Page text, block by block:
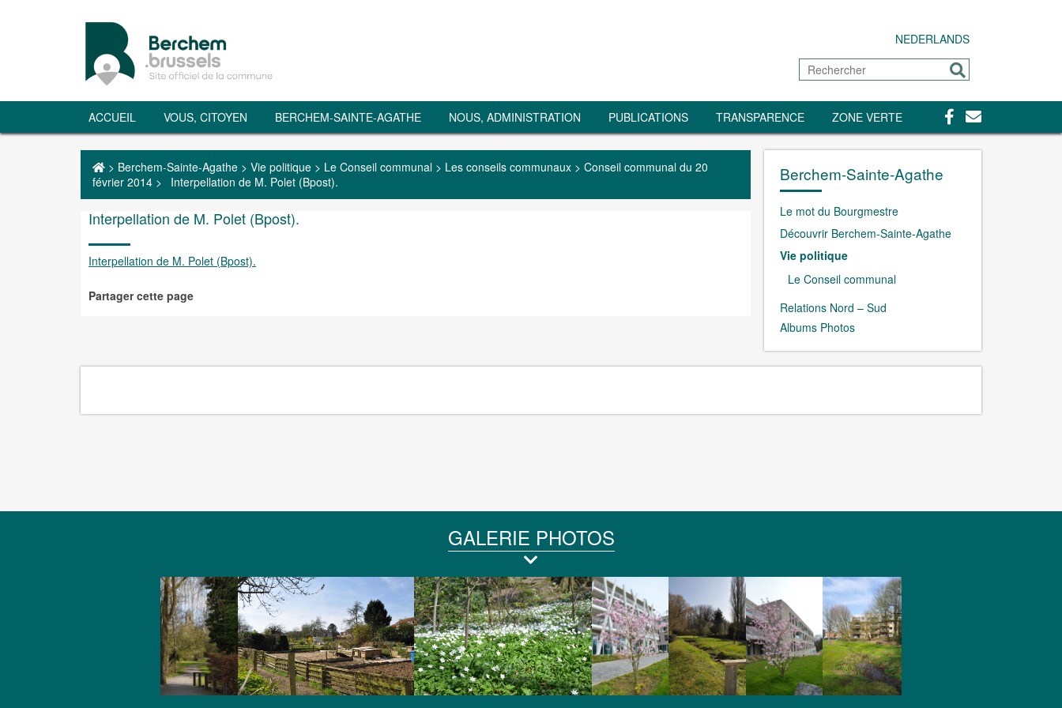
NEDERLANDS
Rechercher
Envoyer
ACCUEIL VOUS, CITOYEN BERCHEM-SAINTE-AGATHE NOUS, ADMINISTRATION PUBLICATIONS TRANSPARENCE ZONE VERTE Facebook
Contact
> Berchem-Sainte-Agathe > Vie politique > Le Conseil communal > Les conseils communaux > Conseil communal du 20
février 2014 > Interpellation de M. Polet (Bpost).
Interpellation de M. Polet (Bpost).
Interpellation de M. Polet (Bpost).
Partager cette page
Berchem-Sainte-Agathe
Le mot du Bourgmestre
Découvrir Berchem-Sainte-Agathe
Vie politique
Le Conseil communal
Relations Nord – Sud
Albums Photos
GALERIE PHOTOS